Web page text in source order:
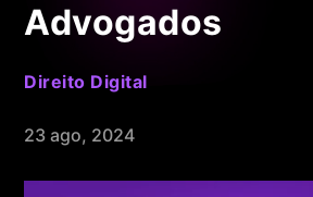
Advogados
Direito Digital
23 ago, 2024